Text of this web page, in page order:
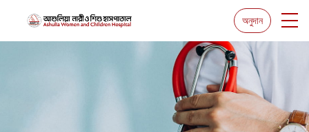
অনুদান
ডাঃ রুমানা ইয়াসমিন